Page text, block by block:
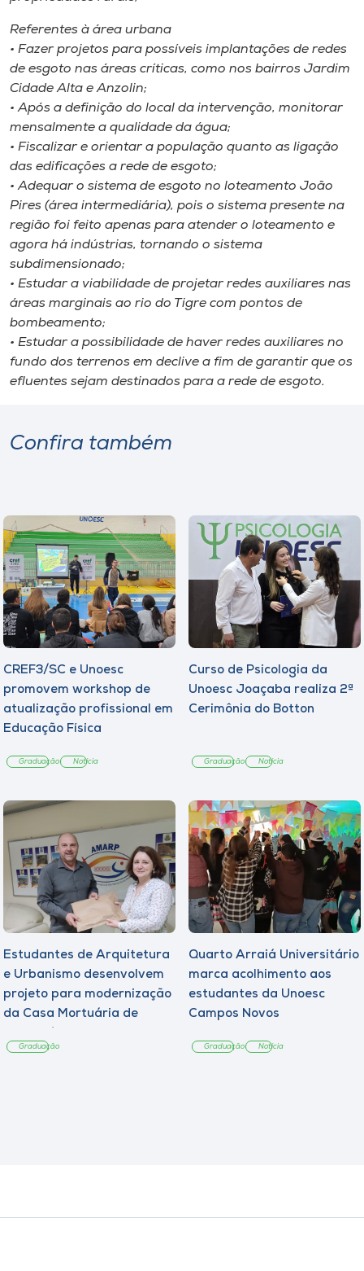
Referentes à área urbana
• Fazer projetos para possíveis implantações de redes
de esgoto nas áreas críticas, como nos bairros Jardim
Cidade Alta e Anzolin;
• Após a definição do local da intervenção, monitorar
mensalmente a qualidade da água;
• Fiscalizar e orientar a população quanto as ligação
das edificações a rede de esgoto;
• Adequar o sistema de esgoto no loteamento João
Pires (área intermediária), pois o sistema presente na
região foi feito apenas para atender o loteamento e
agora há indústrias, tornando o sistema
subdimensionado;
• Estudar a viabilidade de projetar redes auxiliares nas
áreas marginais ao rio do Tigre com pontos de
bombeamento;
• Estudar a possibilidade de haver redes auxiliares no
fundo dos terrenos em declive a fim de garantir que os
efluentes sejam destinados para a rede de esgoto.
Confira também
CREF3/SC e Unoesc
promovem workshop de
atualização profissional em
Educação Física
Graduação Notícia
Curso de Psicologia da
Unoesc Joaçaba realiza 2ª
Cerimônia do Botton
Graduação Notícia
Estudantes de Arquitetura
e Urbanismo desenvolvem
projeto para modernização
da Casa Mortuária de
Graduação
Quarto Arraiá Universitário
marca acolhimento aos
estudantes da Unoesc
Campos Novos
Graduação Notícia